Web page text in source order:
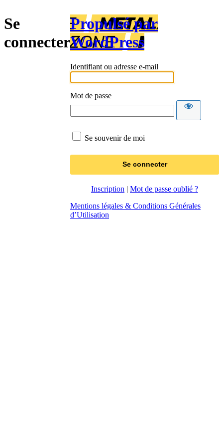
Se
connecter
Propulsé par
WordPress
Identifiant ou adresse e-mail
Mot de passe
Se souvenir de moi
Inscription | Mot de passe oublié ?
Mentions légales & Conditions Générales
d’Utilisation